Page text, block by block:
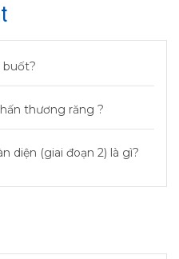
buốt?
thương răng ?
diện (giai đoạn 2) là gì?